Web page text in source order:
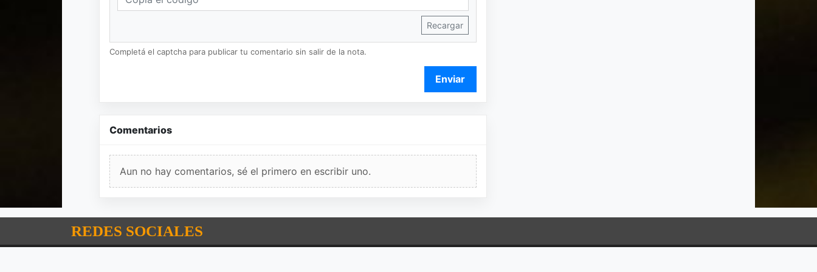
Recargar
Completá el captcha para publicar tu comentario sin salir de la nota.
Enviar
Comentarios
Aun no hay comentarios, sé el primero en escribir uno.
REDES SOCIALES